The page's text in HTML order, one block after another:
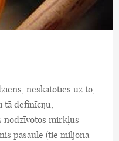
neskatoties uz to,
definīciju,
nodzīvotos mirkļus
pasaulē (tie miljona